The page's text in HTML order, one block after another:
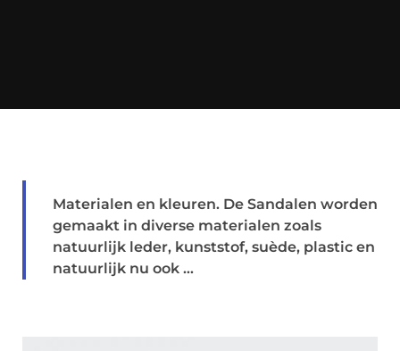
Materialen en kleuren. De Sandalen worden
gemaakt in diverse materialen zoals
natuurlijk leder, kunststof, suède, plastic en
natuurlijk nu ook ...